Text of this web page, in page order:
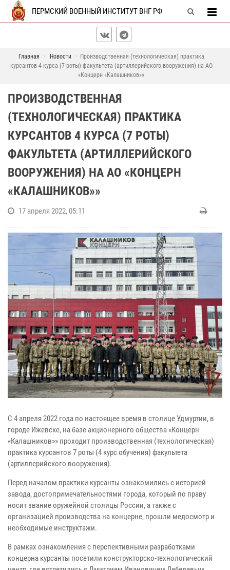
ПЕРМСКИЙ ВОЕННЫЙ ИНСТИТУТ ВНГ РФ
Главная Новости
Производственная (технологическая) практика
курсантов 4 курса (7 роты) факультета (артиллерийского вооружения) на АО
«Концерн «Калашников»»
ПРОИЗВОДСТВЕННАЯ
(ТЕХНОЛОГИЧЕСКАЯ) ПРАКТИКА
КУРСАНТОВ 4 КУРСА (7 РОТЫ)
ФАКУЛЬТЕТА (АРТИЛЛЕРИЙСКОГО
ВООРУЖЕНИЯ) НА АО «КОНЦЕРН
«КАЛАШНИКОВ»»
17 апреля 2022, 05:11
С 4 апреля 2022 года по настоящее время в столице Удмуртии, в
городе Ижевске, на базе акционерного общества «Концерн
«Калашников»» проходит производственная (технологическая)
практика курсантов 7 роты (4 курс обучения) факультета
(артиллерийского вооружения).
Перед началом практики курсанты ознакомились с историей
завода, достопримечательностями города, который по праву
носит звание оружейной столицы России, а также с
организацией производства на концерне, прошли медосмотр и
необходимые инструктажи.
В рамках ознакомления с перспективными разработками
концерна курсанты посетили конструкторско-технологический